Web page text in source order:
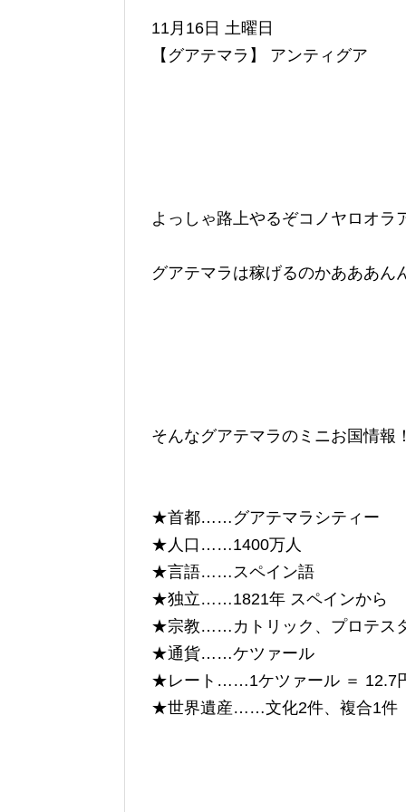
11月16日 土曜日
【グアテマラ】 アンティグア
よっしゃ路上やるぞコノヤロオラ
グアテマラは稼げるのかあああん
そんなグアテマラのミニお国情報
★首都……グアテマラシティー
★人口……1400万人
★言語……スペイン語
★独立……1821年 スペインから
★宗教……カトリック、プロテス
★通貨……ケツァール
★レート……1ケツァール ＝ 12.7
★世界遺産……文化2件、複合1件